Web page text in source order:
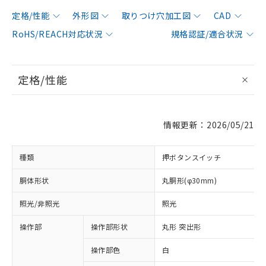
定格/性能 外形図 取りつけ穴加工図
CAD
RoHS/REACH対応状況
規格認証/適合状況
定格/性能
情報更新：2026/05/21
種類 押ボタンスイッチ
胴体形状 丸胴形(φ30mm)
照光/非照光 照光
操作部 操作部形状 丸形 突出形
操作部色 白